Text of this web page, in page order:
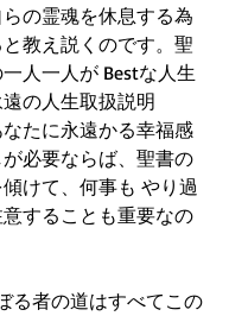
の霊魂を休息する為
教え説くのです。聖
人一人が Bestな人生
の人生取扱説明
たに永遠かる幸福感
必要ならば、聖書の
けて、何事も やり過
することも重要なの
る者の道はすべてこの